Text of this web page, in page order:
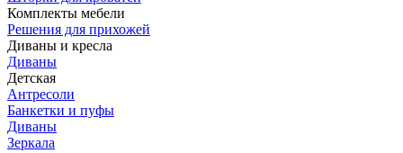
Комплекты мебели
Решения для прихожей
Диваны и кресла
Диваны
Детская
Антресоли
Банкетки и пуфы
Диваны
Зеркала